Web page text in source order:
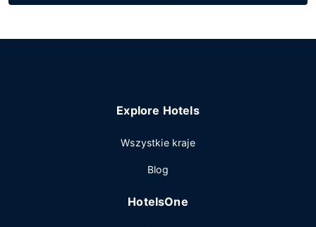
Explore Hotels
Wszystkie kraje
Blog
HotelsOne